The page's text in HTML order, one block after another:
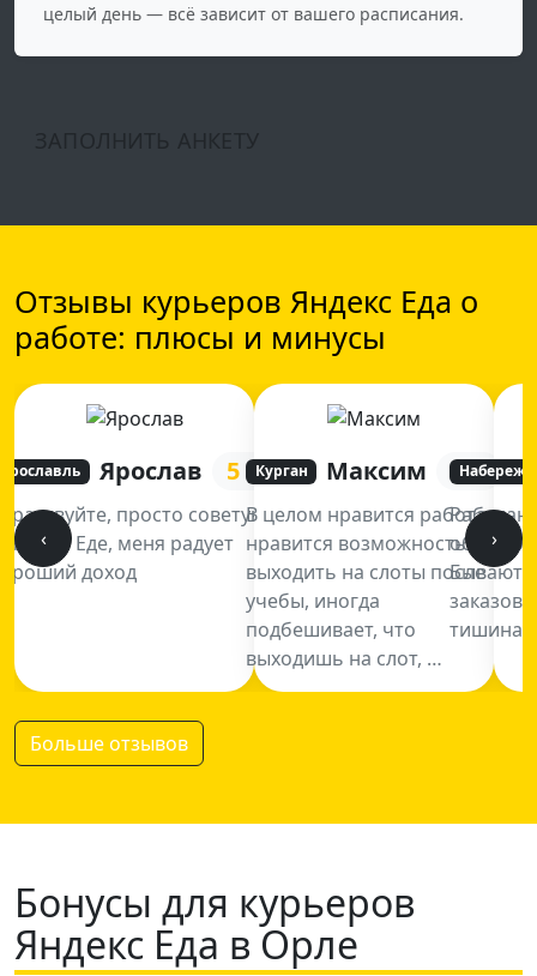
целый день — всё зависит от вашего расписания.
ЗАПОЛНИТЬ АНКЕТУ
Отзывы курьеров Яндекс Еда о
работе: плюсы и минусы
Ярославль Ярослав 5
просто советую
Яндекс Еде, меня радует
доход
Курган Максим 5
В целом нравится работа,
нравится возможность
выходить на слоты после
учебы, иногда
подбешивает, что
выходишь на слот, …
обычно
Бывают
заказов
тишина,
‹ ›
Больше отзывов
Бонусы для курьеров
Яндекс Еда в Орле